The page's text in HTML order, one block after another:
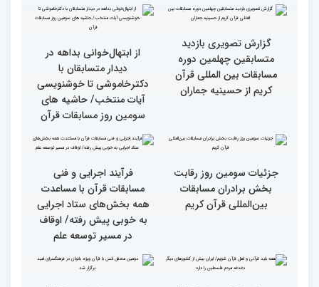
گزارش تصویری دومین روز
رقابت بخش بانوان چهلمین
دوره مسابقات بین المللی
قرآن کریم (بخش دوم)
گزارش تصویری دومین روز
رقابت بخش بانوان چهلمین
دوره مسابقات بین المللی
قرآن کریم (بخش اول)
گزارش تصویری بازدید
متسابقین چهلمین دوره
مسابقات بین المللی قرآن
کریم از حسینیه جماران
دیدار متسابقان با
دکترخاموشی تا خوشنویسی
آیات منتخب/ حاشیه های
سومین روز مسابقات قرآن